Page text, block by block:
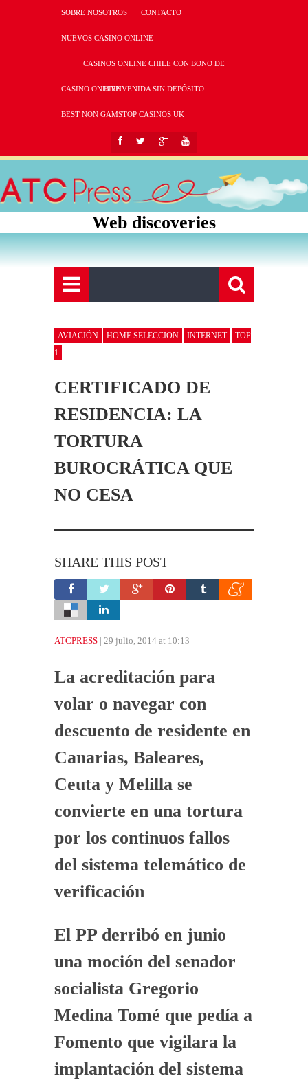
SOBRE NOSOTROS CONTACTO
NUEVOS CASINO ONLINE
CASINOS ONLINE CHILE CON BONO DE
BIENVENIDA SIN DEPÓSITO
CASINO ONLINE
BEST NON GAMSTOP CASINOS UK
Web discoveries
AVIACIÓN HOME SELECCION INTERNET
TOP
1
CERTIFICADO DE
RESIDENCIA: LA
TORTURA
BUROCRÁTICA QUE
NO CESA
SHARE THIS POST
ATCPRESS | 29 julio, 2014 at 10:13
La acreditación para
volar o navegar con
descuento de residente en
Canarias, Baleares,
Ceuta y Melilla se
convierte en una tortura
por los continuos fallos
del sistema telemático de
verificación
El PP derribó en junio
una moción del senador
socialista Gregorio
Medina Tomé que pedía a
Fomento que vigilara la
implantación del sistema